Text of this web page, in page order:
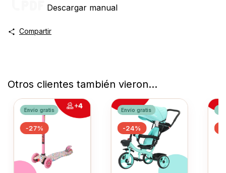
Descargar manual
Compartir
Otros clientes también vieron...
Envío gratis
-27%
Envío gratis
-24%